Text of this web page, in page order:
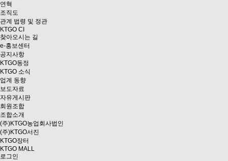
연혁
조직도
관계 법령 및 정관
KTGO CI
찾아오시는 길
e-홍보센터
공지사항
KTGO동정
KTGO 소식
업계 동향
보도자료
자유게시판
회원조합
조합소개
(주)KTGO농업회사법인
(주)KTGO서진
KTGO장터
KTGO MALL
로그인